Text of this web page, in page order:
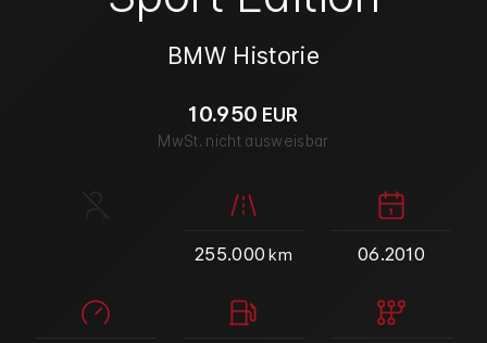
BMW Historie
10.950 EUR
MwSt. nicht ausweisbar
255.000 km 06.2010